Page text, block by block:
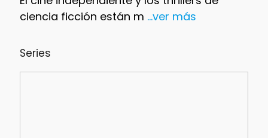
ciencia ficción están m ...ver más
Series